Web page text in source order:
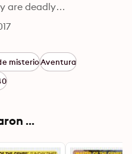
are deadly…
misterioAventura
...